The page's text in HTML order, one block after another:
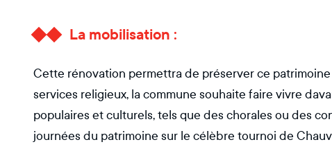
La mobilisation :
Cette rénovation permettra de préserver ce
services religieux, la commune souhaite faire vivre
populaires et culturels, tels que des chorales ou des
journées du patrimoine sur le célèbre tournoi de